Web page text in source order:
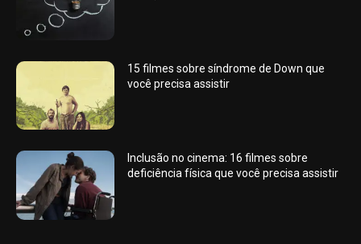
15 filmes sobre síndrome de Down que
você precisa assistir
Inclusão no cinema: 16 filmes sobre
deficiência física que você precisa assistir